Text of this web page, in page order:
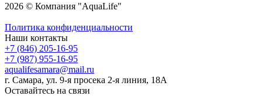
2026 © Компания "AquaLife"
Политика конфиденциальности
Наши контакты
+7 (846) 205-16-95
+7 (987) 955-16-95
aqualifesamara@mail.ru
г. Самара, ул. 9-я просека 2-я линия, 18А
Оставайтесь на связи